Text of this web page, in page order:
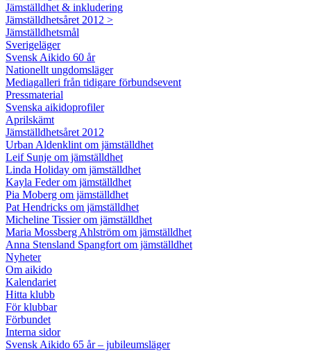
Jämställdhet & inkludering
Jämställdhetsåret 2012 >
Jämställdhetsmål
Sverigeläger
Svensk Aikido 60 år
Nationellt ungdomsläger
Mediagalleri från tidigare förbundsevent
Pressmaterial
Svenska aikidoprofiler
Aprilskämt
Jämställdhetsåret 2012
Urban Aldenklint om jämställdhet
Leif Sunje om jämställdhet
Linda Holiday om jämställdhet
Kayla Feder om jämställdhet
Pia Moberg om jämställdhet
Pat Hendricks om jämställdhet
Micheline Tissier om jämställdhet
Maria Mossberg Ahlström om jämställdhet
Anna Stensland Spangfort om jämställdhet
Nyheter
Om aikido
Kalendariet
Hitta klubb
För klubbar
Förbundet
Interna sidor
Svensk Aikido 65 år – jubileumsläger